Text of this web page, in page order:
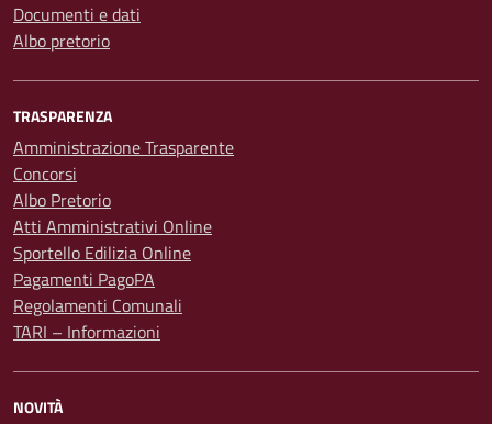
Documenti e dati
Albo pretorio
TRASPARENZA
Amministrazione Trasparente
Concorsi
Albo Pretorio
Atti Amministrativi Online
Sportello Edilizia Online
Pagamenti PagoPA
Regolamenti Comunali
TARI – Informazioni
NOVITÀ